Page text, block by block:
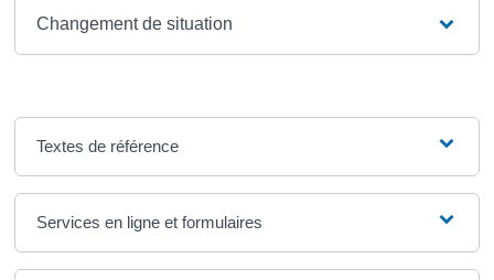
Changement de situation
Textes de référence
Services en ligne et formulaires